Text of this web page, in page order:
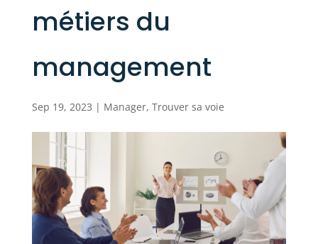
métiers du
management
Sep 19, 2023 | Manager, Trouver sa voie